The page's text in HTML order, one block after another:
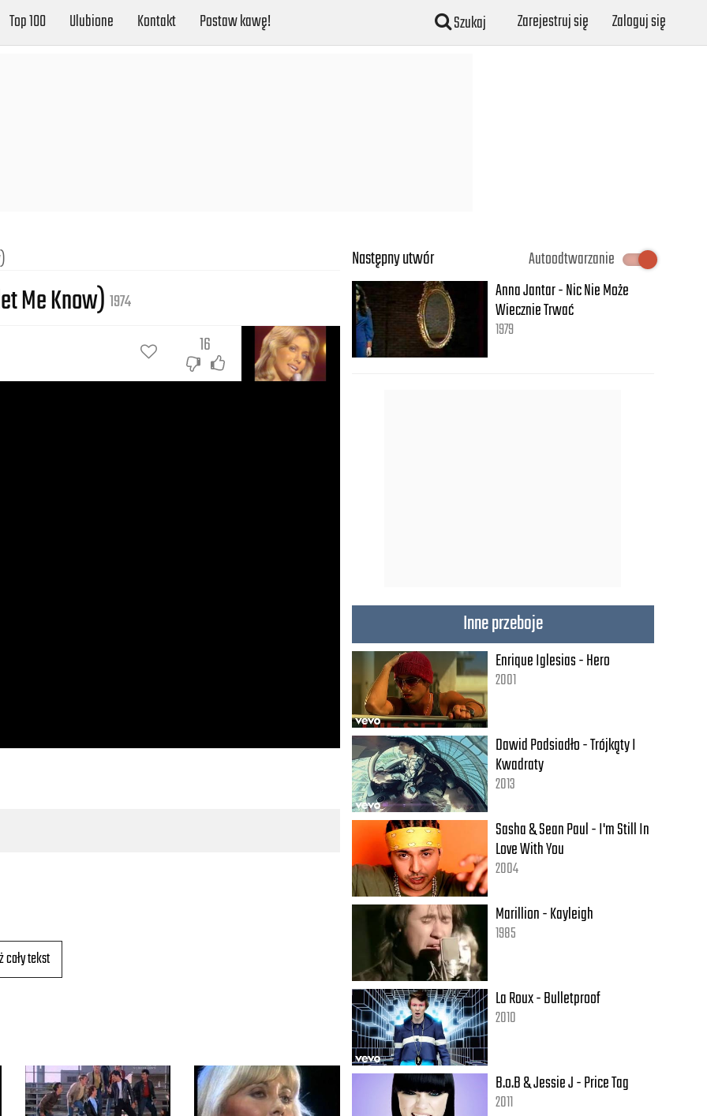
Top 100 Ulubione Kontakt Postaw kawę! Szukaj Zarejestruj się Zaloguj się
Me Know) 1974
16
cały tekst
Następny utwór
Autoodtwarzanie
Anna Jantar - Nic Nie Może
Wiecznie Trwać
1979
Inne przeboje
Enrique Iglesias - Hero
2001
Dawid Podsiadło - Trójkąty I
Kwadraty
2013
Sasha & Sean Paul - I'm Still In
Love With You
2004
Marillion - Kayleigh
1985
La Roux - Bulletproof
2010
B.o.B & Jessie J - Price Tag
2011